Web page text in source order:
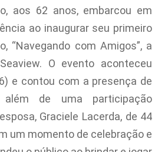
aos 62 anos, embarcou em
ao inaugurar seu primeiro
“Navegando com Amigos”, a
O evento aconteceu
e contou com a presença de
além de uma participação
Graciele Lacerda, de 44
um momento de celebração e